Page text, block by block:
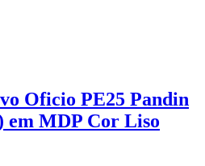
Oficio PE25 Pandin
em MDP Cor Liso